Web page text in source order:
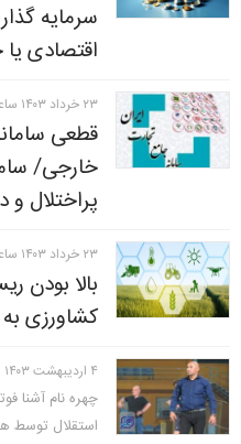
سرمایه
اقتصادی
۲۳ خرداد ۱۴۰۳ ساعت ۱۷:۰۳
قطعی
خارجی/
پراختلال و
۲۳ خرداد ۱۴۰۳ ساعت ۱۳:۲۸
بالا بودن
کشاورزی
۴ ارديبهشت ۱۴۰۳ ساعت ۱۲:۰۵
چهره نام آشنا
استقلال توسط